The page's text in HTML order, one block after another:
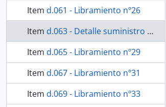
Item d.061 - Libramiento nº26
Item d.063 - Detalle suministro de cera
Item d.065 - Libramiento nº29
Item d.067 - Libramiento nº31
Item d.069 - Libramiento nº33